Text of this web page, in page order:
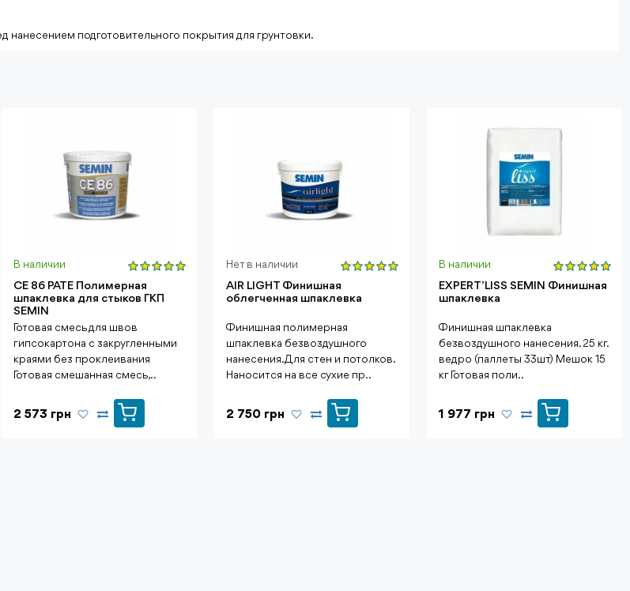
нанесением подготовительного покрытия для грунтовки.
В наличии
CE 86 PATE Полимерная
шпаклевка для стыков ГКП
SEMIN
Готовая смесь для швов
гипсокартона с закругленными
краями без проклеивания
Готовая смешанная смесь,..
2 573 грн
Нет в наличии
AIR LIGHT Финишная
облегченная шпаклевка
Финишная полимерная
шпаклевка безвоздушного
нанесения.Для стен и потолков.
Наносится на все сухие пр..
2 750 грн
В наличии
EXPERT’LISS SEMIN Финишная
шпаклевка
Финишная шпаклевка
безвоздушного нанесения. 25 кг.
ведро (паллеты 33шт) Мешок 15
кг Готовая поли..
1 977 грн